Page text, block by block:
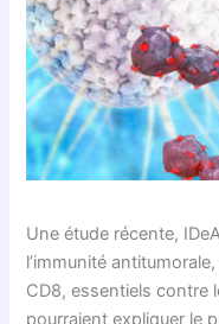
Une étude récente,
l’immunité
CD8, essentiels contre
pourraient expliquer le